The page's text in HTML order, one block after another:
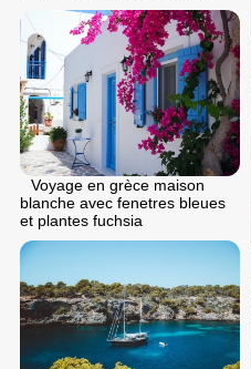
Voyage en grèce maison
blanche avec fenetres bleues
et plantes fuchsia